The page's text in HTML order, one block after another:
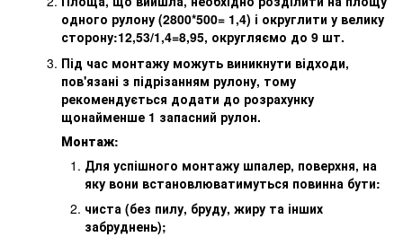
одного рулону (2800*500= 1,4) і округлити у велику
сторону:12,53/1,4=8,95, округляємо до 9 шт.
Під час монтажу можуть виникнути відходи,
пов'язані з підрізанням рулону, тому
рекомендується додати до розрахунку
щонайменше 1 запасний рулон.
Монтаж:
Для успішного монтажу шпалер, поверхня, на
яку вони встановлюватимуться повинна бути:
чиста (без пилу, бруду, жиру та інших
забруднень);